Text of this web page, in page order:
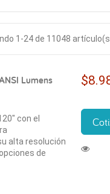
1-24 de 11048
Lumens
con el
alta resolución
de